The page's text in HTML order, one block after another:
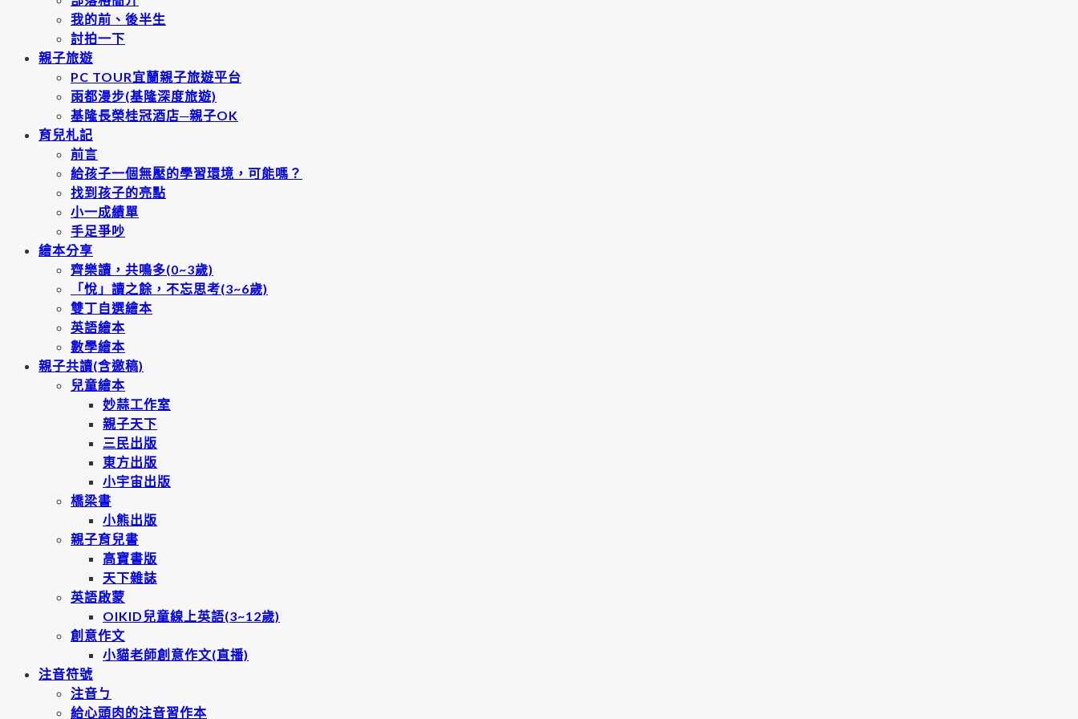
我的前、後半生
討拍一下
親子旅遊
PC TOUR宜蘭親子旅遊平台
雨都漫步(基隆深度旅遊)
基隆長榮桂冠酒店─親子OK
育兒札記
前言
給孩子一個無壓的學習環境，可能嗎？
找到孩子的亮點
小一成績單
手足爭吵
繪本分享
齊樂讀，共鳴多(0~3歲)
「悅」讀之餘，不忘思考(3~6歲)
雙丁自選繪本
英語繪本
數學繪本
親子共讀(含邀稿)
兒童繪本
妙蒜工作室
親子天下
三民出版
東方出版
小宇宙出版
橋梁書
小熊出版
親子育兒書
高寶書版
天下雜誌
英語啟蒙
OIKID兒童線上英語(3~12歲)
創意作文
小貓老師創意作文(直播)
注音符號
注音ㄅ
給心頭肉的注音習作本